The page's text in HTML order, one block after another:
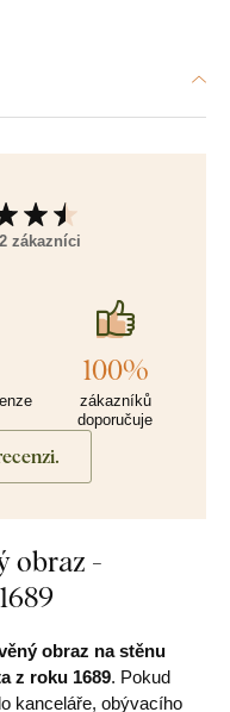
2 zákazníci
100%
zákazníků
doporučuje
obraz -
obraz na stěnu
z roku 1689. Pokud
kanceláře, obývacího